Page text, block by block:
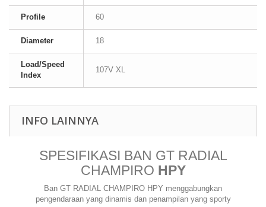
Profile 60
Diameter 18
Load/Speed
Index
107V XL
INFO LAINNYA
SPESIFIKASI BAN GT RADIAL
CHAMPIRO HPY
Ban GT RADIAL CHAMPIRO HPY menggabungkan
pengendaraan yang dinamis dan penampilan yang sporty